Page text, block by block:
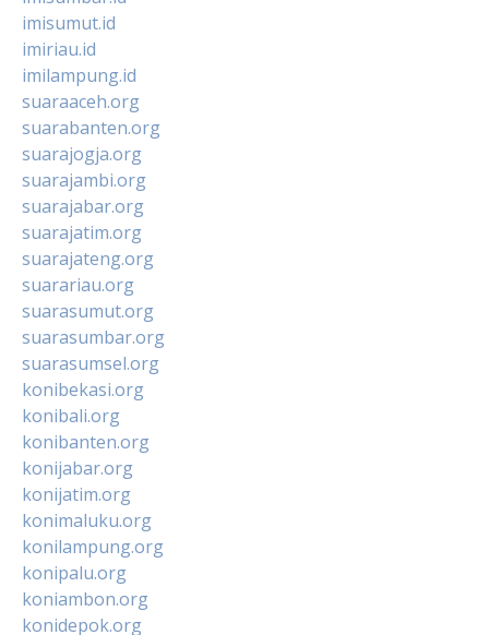
imisumut.id
imiriau.id
imilampung.id
suaraaceh.org
suarabanten.org
suarajogja.org
suarajambi.org
suarajabar.org
suarajatim.org
suarajateng.org
suarariau.org
suarasumut.org
suarasumbar.org
suarasumsel.org
konibekasi.org
konibali.org
konibanten.org
konijabar.org
konijatim.org
konimaluku.org
konilampung.org
konipalu.org
koniambon.org
konidepok.org